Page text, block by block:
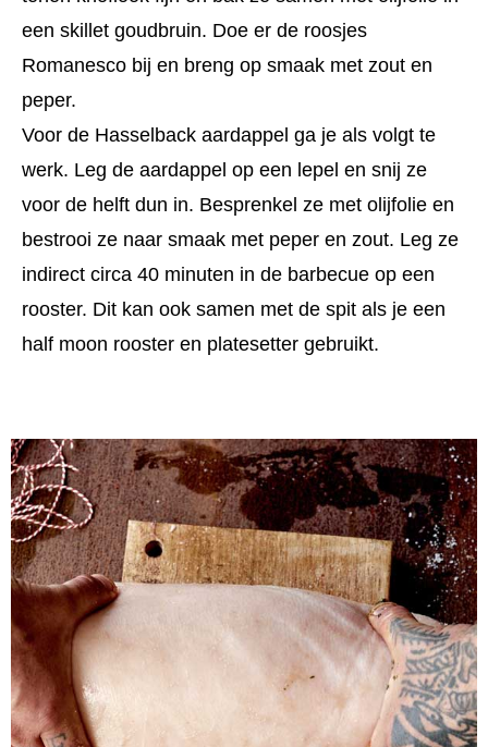
een skillet goudbruin. Doe er de roosjes
Romanesco bij en breng op smaak met zout en
peper.
Voor de Hasselback aardappel ga je als volgt te
werk. Leg de aardappel op een lepel en snij ze
voor de helft dun in. Besprenkel ze met olijfolie en
bestrooi ze naar smaak met peper en zout. Leg ze
indirect circa 40 minuten in de barbecue op een
rooster. Dit kan ook samen met de spit als je een
half moon rooster en platesetter gebruikt.